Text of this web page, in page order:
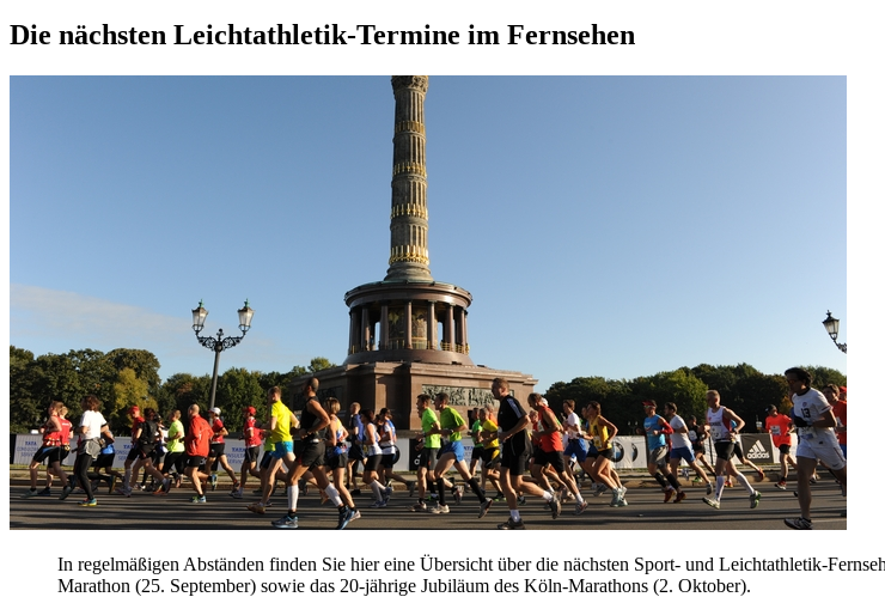
Die nächsten Leichtathletik-Termine im Fernsehen
In regelmäßigen Abständen finden Sie hier eine Übersicht über die nächsten Sport- und Leichtathletik-
Marathon (25. September) sowie das 20-jährige Jubiläum des Köln-Marathons (2. Oktober).